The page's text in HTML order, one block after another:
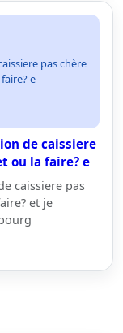
pas chère
e
de caissiere
ou la faire? e
caissiere pas
et je